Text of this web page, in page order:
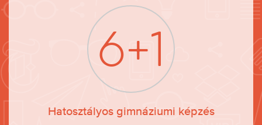
6+1
Hatosztályos gimnáziumi képzés